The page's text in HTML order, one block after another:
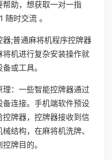
助，想获取一对一指
时交流 。
;普通麻将机程序控牌器
机进行复杂安装操作就
或工具。
：一些智能控牌器通过
连接。手机端软件预设
牌器，控牌器接收到信
结构，在麻将机洗牌、
牌目的。